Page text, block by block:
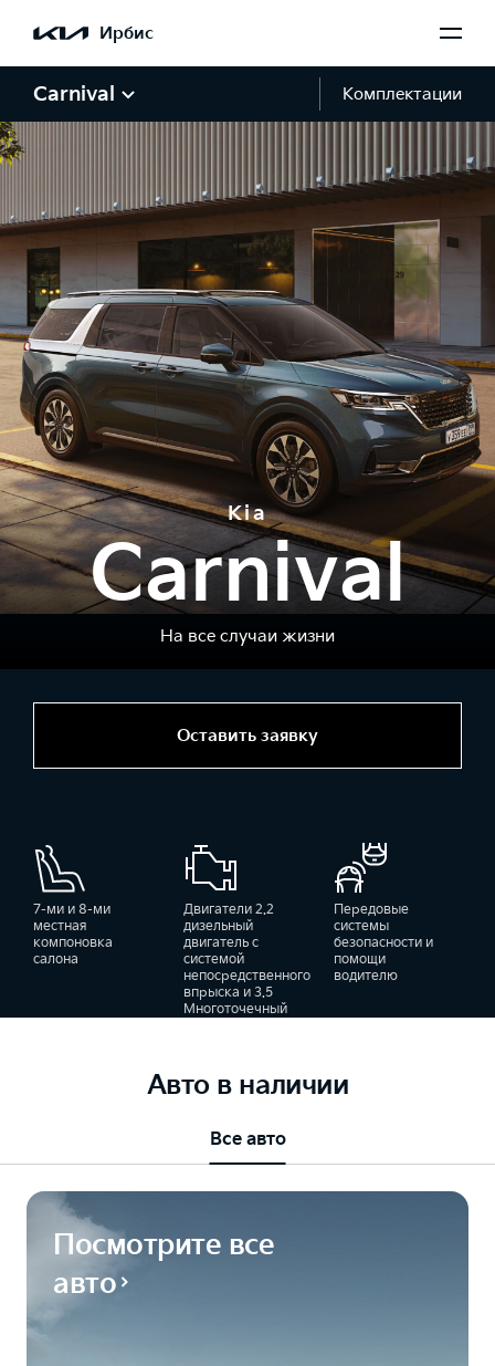
Ирбис
Carnival Комплектации
Оставить заявку
Kia
Carnival
На все случаи жизни
7-ми и 8-ми
местная
компоновка
салона
Двигатели 2.2
дизельный
двигатель с
системой
непосредственного
впрыска и 3.5
Многоточечный
автомат
Передовые
системы
безопасности и
помощи
водителю
Авто в наличии
Все авто
Посмотрите все
авто